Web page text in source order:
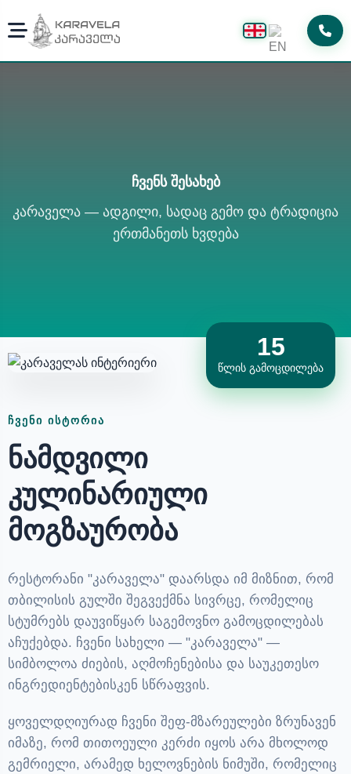
ჩვენს შესახებ
კარაველა — ადგილი, სადაც გემო და ტრადიცია
ერთმანეთს ხვდება
15
წლის გამოცდილება
ᲩᲕᲔᲜᲘ ᲘᲡᲢᲝᲠᲘᲐ
ნამდვილი
კულინარიული
მოგზაურობა
რესტორანი "კარაველა" დაარსდა იმ მიზნით, რომ
თბილისის გულში შეგვექმნა სივრცე, რომელიც
სტუმრებს დაუვიწყარ საგემოვნო გამოცდილებას
აჩუქებდა. ჩვენი სახელი — "კარაველა" —
სიმბოლოა ძიების, აღმოჩენებისა და საუკეთესო
ინგრედიენტებისკენ სწრაფვის.
ყოველდღიურად ჩვენი შეფ-მზარეულები ზრუნავენ
იმაზე, რომ თითოეული კერძი იყოს არა მხოლოდ
გემრიელი, არამედ ხელოვნების ნიმუში, რომელიც